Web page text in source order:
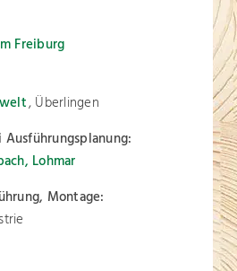
Freiburg
, Überlingen
Lohmar
Montage: